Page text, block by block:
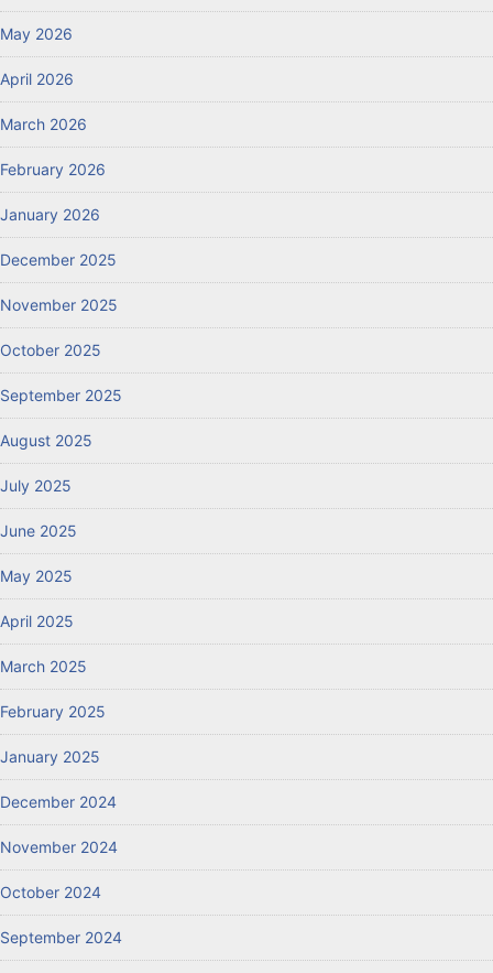
May 2026
April 2026
March 2026
February 2026
January 2026
December 2025
November 2025
October 2025
September 2025
August 2025
July 2025
June 2025
May 2025
April 2025
March 2025
February 2025
January 2025
December 2024
November 2024
October 2024
September 2024